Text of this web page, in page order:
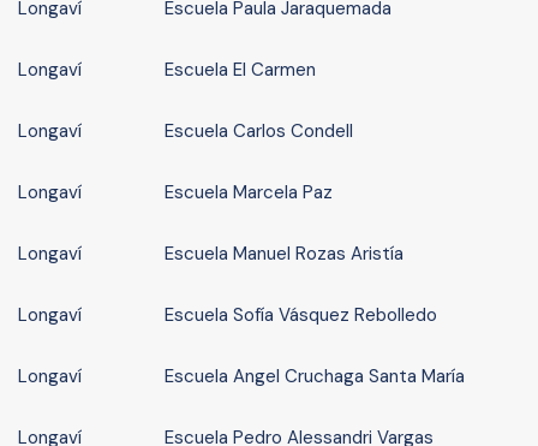
Longaví Escuela Paula Jaraquemada
Longaví Escuela El Carmen
Longaví Escuela Carlos Condell
Longaví Escuela Marcela Paz
Longaví Escuela Manuel Rozas Aristía
Longaví Escuela Sofía Vásquez Rebolledo
Longaví Escuela Angel Cruchaga Santa María
Longaví Escuela Pedro Alessandri Vargas